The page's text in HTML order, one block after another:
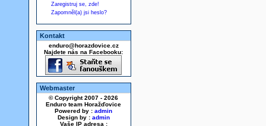
Zaregistruj se, zde!
Zapomněl(a) jsi heslo?
Kontakt
enduro@horazdovice.cz
Najdete nás na Facebooku:
Webmaster
© Copyright 2007 - 2026
Enduro team Horažďovice
Powered by : admin
Design by : admin
Vaše IP adresa :